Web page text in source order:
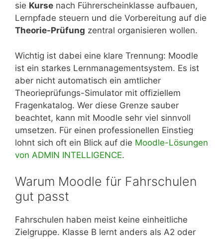
sie Kurse nach Führerscheinklasse aufbauen,
Lernpfade steuern und die Vorbereitung auf die
Theorie-Prüfung zentral organisieren wollen.
Wichtig ist dabei eine klare Trennung: Moodle
ist ein starkes Lernmanagementsystem. Es ist
aber nicht automatisch ein amtlicher
Theorieprüfungs-Simulator mit offiziellem
Fragenkatalog. Wer diese Grenze sauber
beachtet, kann mit Moodle sehr viel sinnvoll
umsetzen. Für einen professionellen Einstieg
lohnt sich oft ein Blick auf die Moodle-Lösungen
von ADMIN INTELLIGENCE.
Warum Moodle für Fahrschulen
gut passt
Fahrschulen haben meist keine einheitliche
Zielgruppe. Klasse B lernt anders als A2 oder